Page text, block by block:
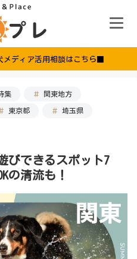
ディア活用相談はこちら■
集 関東地方
東京都 埼玉県
びできるスポット7
の清流も！